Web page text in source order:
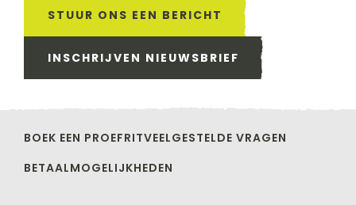
STUUR ONS EEN BERICHT
INSCHRIJVEN NIEUWSBRIEF
BOEK EEN PROEFRITVEELGESTELDE VRAGEN
BETAALMOGELIJKHEDEN